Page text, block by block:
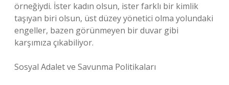
örneğiydi. İster kadın olsun, ister farklı bir kimlik
taşıyan biri olsun, üst düzey yönetici olma yolundaki
engeller, bazen görünmeyen bir duvar gibi
karşımıza çıkabiliyor.
Sosyal Adalet ve Savunma Politikaları